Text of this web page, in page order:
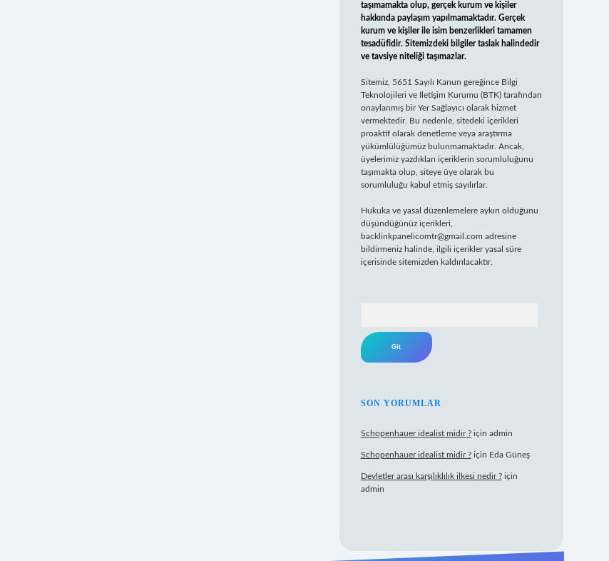
taşımamakta olup, gerçek kurum ve kişiler
hakkında paylaşım yapılmamaktadır. Gerçek
kurum ve kişiler ile isim benzerlikleri tamamen
tesadüfidir. Sitemizdeki bilgiler taslak halindedir
ve tavsiye niteliği taşımazlar.
Sitemiz, 5651 Sayılı Kanun gereğince Bilgi
Teknolojileri ve İletişim Kurumu (BTK) tarafından
onaylanmış bir Yer Sağlayıcı olarak hizmet
vermektedir. Bu nedenle, sitedeki içerikleri
proaktif olarak denetleme veya araştırma
yükümlülüğümüz bulunmamaktadır. Ancak,
üyelerimiz yazdıkları içeriklerin sorumluluğunu
taşımakta olup, siteye üye olarak bu
sorumluluğu kabul etmiş sayılırlar.
Hukuka ve yasal düzenlemelere aykırı olduğunu
düşündüğünüz içerikleri,
backlinkpanelicomtr@gmail.com adresine
bildirmeniz halinde, ilgili içerikler yasal süre
içerisinde sitemizden kaldırılacaktır.
SON YORUMLAR
Schopenhauer idealist midir ?için admin
Schopenhauer idealist midir ?için Eda Güneş
Devletler arası karşılıklılık ilkesi nedir ?için
admin